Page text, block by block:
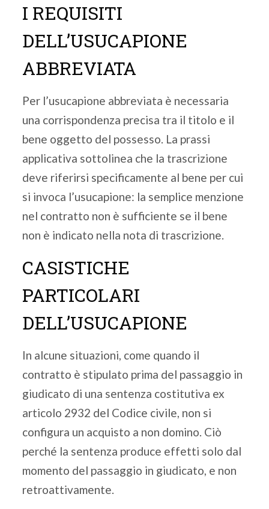
I REQUISITI
DELL’USUCAPIONE
ABBREVIATA
Per l’usucapione abbreviata è necessaria
una corrispondenza precisa tra il titolo e il
bene oggetto del possesso. La prassi
applicativa sottolinea che la trascrizione
deve riferirsi specificamente al bene per cui
si invoca l’usucapione: la semplice menzione
nel contratto non è sufficiente se il bene
non è indicato nella nota di trascrizione.
CASISTICHE
PARTICOLARI
DELL’USUCAPIONE
In alcune situazioni, come quando il
contratto è stipulato prima del passaggio in
giudicato di una sentenza costitutiva ex
articolo 2932 del Codice civile, non si
configura un acquisto a non domino. Ciò
perché la sentenza produce effetti solo dal
momento del passaggio in giudicato, e non
retroattivamente.